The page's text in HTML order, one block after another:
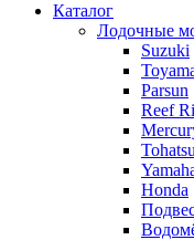
Каталог
Лодочные
Suzuki
Parsun
Reef
Tohatsu
Honda